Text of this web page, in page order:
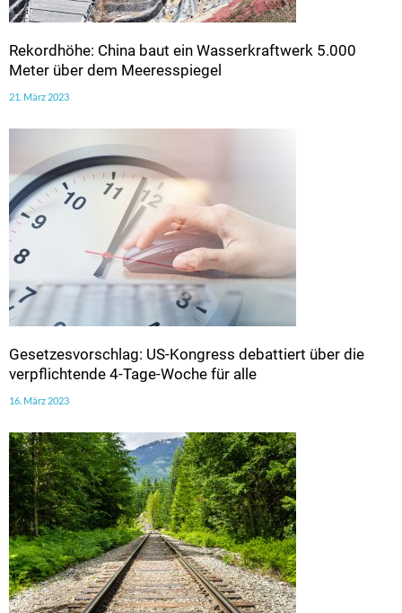
Rekordhöhe: China baut ein Wasserkraftwerk 5.000
Meter über dem Meeresspiegel
21. März 2023
Gesetzesvorschlag: US-Kongress debattiert über die
verpflichtende 4-Tage-Woche für alle
16. März 2023